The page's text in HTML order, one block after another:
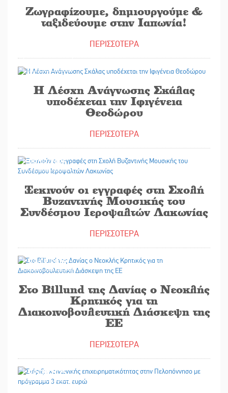
Ζωγραφίζουμε, δημιουργούμε &
ταξιδεύουμε στην Ιαπωνία!
ΠΕΡΙΣΣΟΤΕΡΑ
Η Λέσχη Ανάγνωσης Σκάλας
υποδέχεται την Ιφιγένεια
Θεοδώρου
ΠΕΡΙΣΣΟΤΕΡΑ
29/09/2025
Ξεκινούν οι εγγραφές στη Σχολή
Βυζαντινής Μουσικής του
Συνδέσμου Ιεροψαλτών Λακωνίας
ΠΕΡΙΣΣΟΤΕΡΑ
29/09/2025
Στο Billund της Δανίας ο Νεοκλής
Κρητικός για τη
Διακοινοβουλευτική Διάσκεψη της
ΕΕ
ΠΕΡΙΣΣΟΤΕΡΑ
29/09/2025